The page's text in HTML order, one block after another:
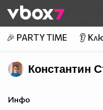
👾
🎉 PARTY TIME 👂
Константин
Инфо